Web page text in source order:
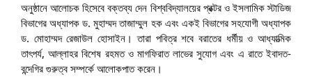
অনুষ্ঠানে আলোচক হিসেবে বক্তব্য দেন বিশ্ববিদ্যালয়ের প্রক্টর ও ইসলামিক স্টাডিজ
বিভাগের অধ্যাপক ড. মুহাম্মদ তাজাম্মুল হক এবং একই বিভাগের সহযোগী অধ্যাপক
ড. মোহাম্মদ রেজাউল হোসাইন। তারা পবিত্র শবে বরাতের ধর্মীয় ও আধ্যাত্মিক
তাৎপর্য, আল্লাহর বিশেষ রহমত ও মাগফিরাত লাভের সুযোগ এবং এ রাতে ইবাদত-
বন্দেগির গুরুত্ব সম্পর্কে আলোকপাত করেন।